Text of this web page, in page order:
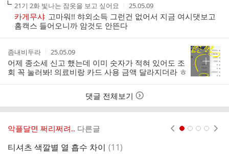
작
성
자
21기 2화 빛나는 잠옷을 보고 싶어요
작
성
시
25.05.09
카게무샤 고마워!! 햐외소득 그런건 없어서 지금 여시댓보고
홈캑스 들어오니까 암것도 안뜬다
작
성
자
좀내비두라
작
성
시
간
25.05.09
어제 종소세 신고 했는데 이미 숫자가 적혀 있어도 조
회 꼭 눌러봐! 의료비랑 카드 사용 금액 달라지더라 ㅎ
댓글 전체보기
악플달면 쩌리쩌려.. 다른글
티셔츠 색깔별 열 흡수 차이 댓
(11)